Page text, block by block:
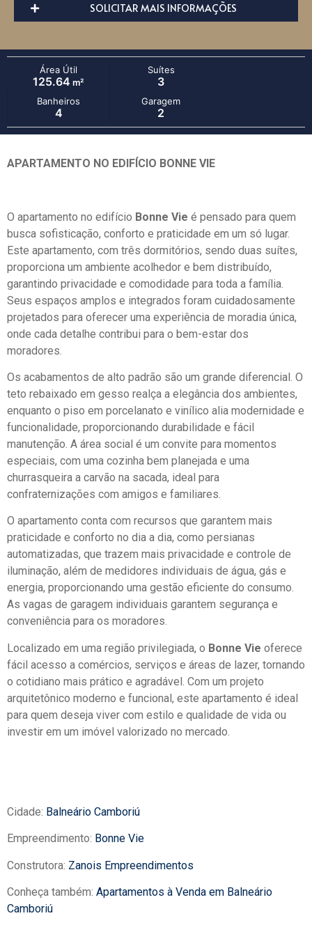
SOLICITAR MAIS INFORMAÇÕES
Área Útil
125.64 m²
Suítes
3
Banheiros
4
Garagem
2
APARTAMENTO NO EDIFÍCIO BONNE VIE
O apartamento no edifício Bonne Vie é pensado para quem
busca sofisticação, conforto e praticidade em um só lugar.
Este apartamento, com três dormitórios, sendo duas suítes,
proporciona um ambiente acolhedor e bem distribuído,
garantindo privacidade e comodidade para toda a família.
Seus espaços amplos e integrados foram cuidadosamente
projetados para oferecer uma experiência de moradia única,
onde cada detalhe contribui para o bem-estar dos
moradores.
Os acabamentos de alto padrão são um grande diferencial. O
teto rebaixado em gesso realça a elegância dos ambientes,
enquanto o piso em porcelanato e vinílico alia modernidade e
funcionalidade, proporcionando durabilidade e fácil
manutenção. A área social é um convite para momentos
especiais, com uma cozinha bem planejada e uma
churrasqueira a carvão na sacada, ideal para
confraternizações com amigos e familiares.
O apartamento conta com recursos que garantem mais
praticidade e conforto no dia a dia, como persianas
automatizadas, que trazem mais privacidade e controle de
iluminação, além de medidores individuais de água, gás e
energia, proporcionando uma gestão eficiente do consumo.
As vagas de garagem individuais garantem segurança e
conveniência para os moradores.
Localizado em uma região privilegiada, o Bonne Vie oferece
fácil acesso a comércios, serviços e áreas de lazer, tornando
o cotidiano mais prático e agradável. Com um projeto
arquitetônico moderno e funcional, este apartamento é ideal
para quem deseja viver com estilo e qualidade de vida ou
investir em um imóvel valorizado no mercado.
Cidade: Balneário Camboriú
Empreendimento: Bonne Vie
Construtora: Zanois Empreendimentos
Conheça também: Apartamentos à Venda em Balneário
Camboriú